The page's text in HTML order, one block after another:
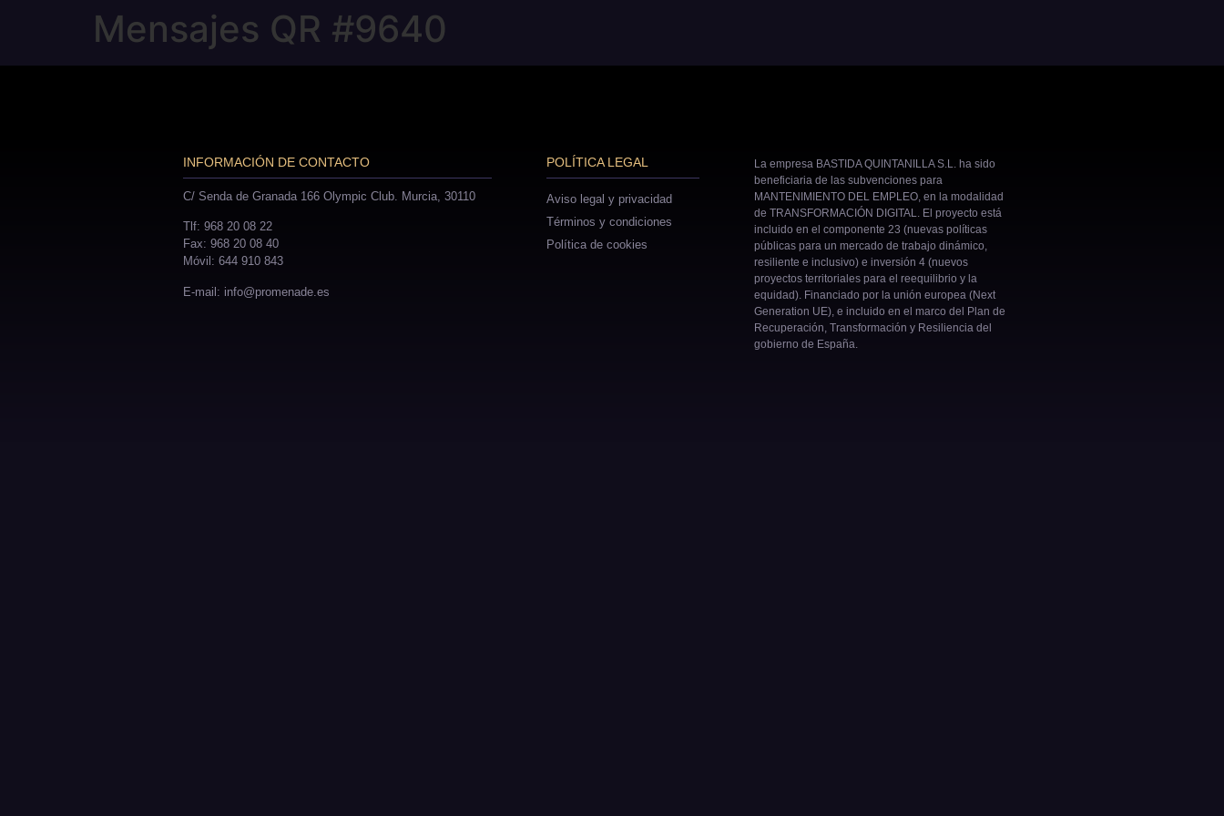
Mensajes QR #9640
INFORMACIÓN DE CONTACTO
C/ Senda de Granada 166 Olympic Club. Murcia, 30110
Tlf: 968 20 08 22
Fax: 968 20 08 40
Móvil: 644 910 843
E-mail: info@promenade.es
POLÍTICA LEGAL
Aviso legal y privacidad
Términos y condiciones
Política de cookies
La empresa BASTIDA QUINTANILLA S.L. ha sido
beneficiaria de las subvenciones para
MANTENIMIENTO DEL EMPLEO, en la modalidad
de TRANSFORMACIÓN DIGITAL. El proyecto está
incluido en el componente 23 (nuevas políticas
públicas para un mercado de trabajo dinámico,
resiliente e inclusivo) e inversión 4 (nuevos
proyectos territoriales para el reequilibrio y la
equidad). Financiado por la unión europea (Next
Generation UE), e incluido en el marco del Plan de
Recuperación, Transformación y Resiliencia del
gobierno de España.